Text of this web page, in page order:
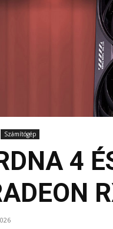
Számítógép
4